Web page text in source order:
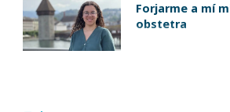
Forjarme a mí
obstetra